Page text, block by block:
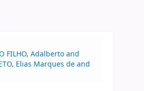
FILHO, Adalberto and
Elias Marques de and